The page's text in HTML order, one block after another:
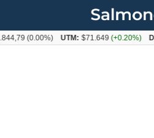
(0.00%) UTM: $71.649(+0.20%) Dólar: